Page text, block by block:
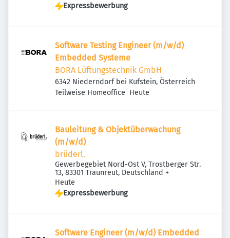
Expressbewerbung
Software Testing Engineer (m/w/d)
Embedded Systeme
BORA Lüftungstechnik GmbH
6342 Niederndorf bei Kufstein, Österreich
Teilweise Homeoffice Veröffentlicht
Heute
Bauleitung & Objektüberwachung
(m/w/d)
brüderl.
Gewerbegebiet Nord-Ost V, Trostberger Str.
13, 83301 Traunreut, Deutschland +
Veröffentlicht
Heute
Expressbewerbung
Software Engineer (m/w/d) Embedded